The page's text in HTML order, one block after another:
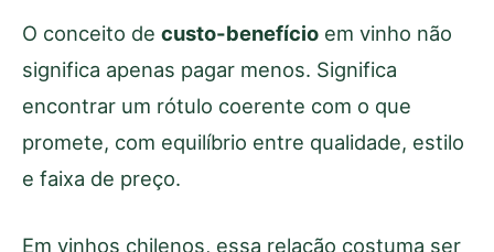
O conceito de custo-benefício em vinho não
significa apenas pagar menos. Significa
encontrar um rótulo coerente com o que
promete, com equilíbrio entre qualidade, estilo
e faixa de preço.
Em vinhos chilenos, essa relação costuma ser